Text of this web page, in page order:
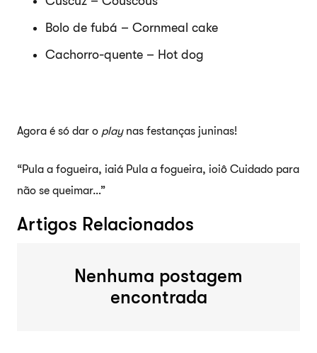
Bolo de fubá – Cornmeal cake
Cachorro-quente – Hot dog
Agora é só dar o playnas festanças juninas!
“Pula a fogueira, iaiá Pula a fogueira, ioiô Cuidado para
não se queimar…”
Artigos Relacionados
Nenhuma postagem
encontrada